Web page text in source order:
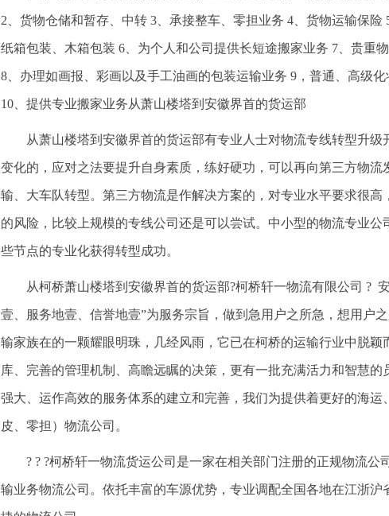
2、货物仓储和暂存、中转 3、承接整车、零担业务 4、货物运输保险
纸箱包装、木箱包装 6、为个人和公司提供长短途搬家业务 7、贵重
8、办理如画报、彩画以及手工油画的包装运输业务 9，普通、高级
10、提供专业搬家业务从萧山楼塔到安徽界首的货运部
从萧山楼塔到安徽界首的货运部有专业人士对物流专线转型升
变化的，应对之法要提升自身素质，练好硬功，可以再向第三方物流
输、大车队转型。第三方物流是作解决方案的，对专业水平要求很
的风险，比较上规模的专线公司还是可以尝试。中小型的物流专业
些节点的专业化获得转型成功。
从柯桥萧山楼塔到安徽界首的货运部?柯桥轩一物流有限公司 ?
壹、服务地壹、信誉地壹”为服务宗旨，做到急用户之所急，想用户
输家族在的一颗耀眼明珠，几经风雨，它已在柯桥的运输行业中脱颖
库、完善的管理机制、高瞻远瞩的决策，更有一批充满活力和智慧
强大、运作高效的服务体系的建立和完善，我们为提供着更好的海
皮、零担）物流公司。
? ? ?柯桥轩一物流货运公司是一家在相关部门注册的正规物流公
输业务物流公司。依托丰富的车源优势，专业调配全国各地在江浙